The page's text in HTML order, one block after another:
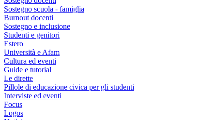
Sostegno scuola - famiglia
Burnout docenti
Sostegno e inclusione
Studenti e genitori
Estero
Università e Afam
Cultura ed eventi
Guide e tutorial
Le dirette
Pillole di educazione civica per gli studenti
Interviste ed eventi
Focus
Logos